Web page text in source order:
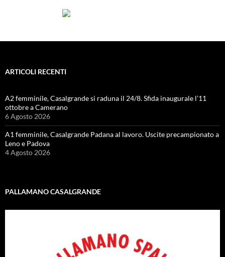
ARTICOLI RECENTI
A2 femminile, Casalgrande si raduna il 24/8. Sfida inaugurale l’11
ottobre a Camerano
6 Agosto 2026
A1 femminile, Casalgrande Padana al lavoro. Uscite precampionato a
Leno e Padova
4 Agosto 2026
PALLAMANO CASALGRANDE